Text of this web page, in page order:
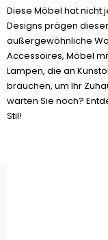
Diese Möbel hat nicht
Designs prägen
außergewöhnliche
Accessoires, Möbel
Lampen, die an
brauchen, um Ihr
warten Sie noch?
Stil!